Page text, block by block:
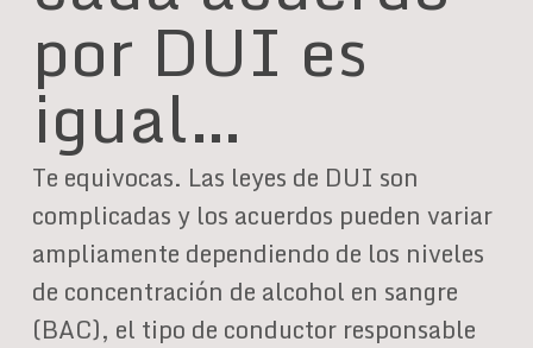
por DUI es
igual…
Te equivocas. Las leyes de DUI son
complicadas y los acuerdos pueden variar
ampliamente dependiendo de los niveles
de concentración de alcohol en sangre
(BAC), el tipo de conductor responsable